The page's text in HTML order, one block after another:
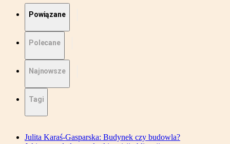
Powiązane
Polecane
Najnowsze
Tagi
Julita Karaś-Gasparska: Budynek czy budowla?